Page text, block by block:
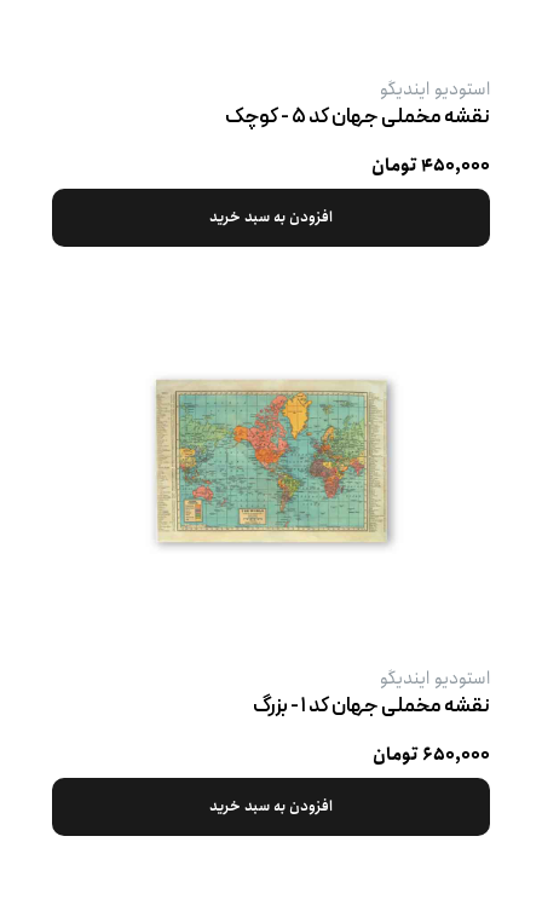
استودیو ایندیگو
نقشه مخملی جهان کد ۵ - کوچک
۴۵۰,۰۰۰ تومان
افزودن به سبد خرید
استودیو ایندیگو
نقشه مخملی جهان کد ۱ - بزرگ
۶۵۰,۰۰۰ تومان
افزودن به سبد خرید